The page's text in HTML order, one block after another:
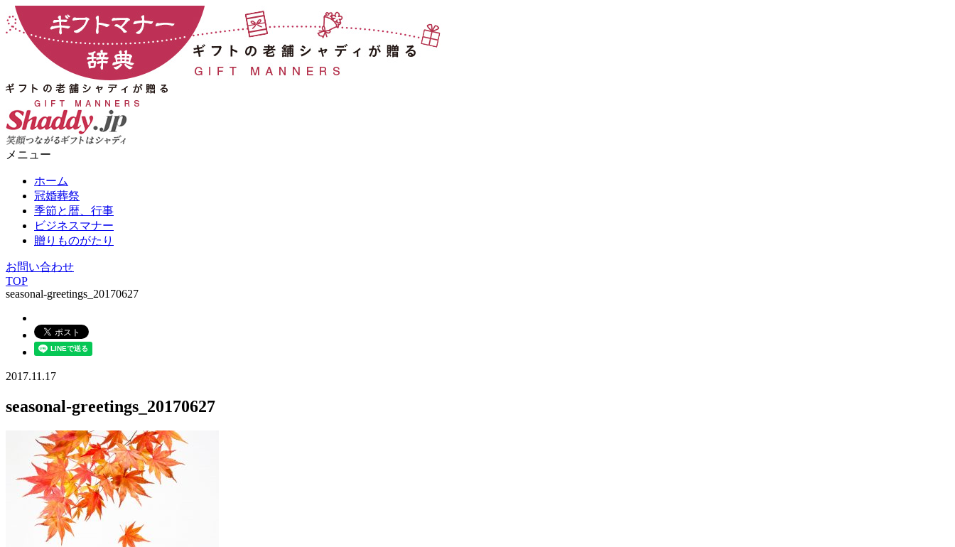
メニュー
ホーム
冠婚葬祭
季節と暦、行事
ビジネスマナー
贈りものがたり
お問い合わせ
TOP
seasonal-greetings_20170627
2017.11.17
seasonal-greetings_20170627